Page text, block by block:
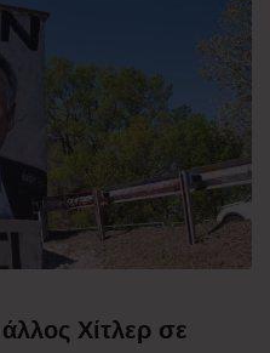
Χίτλερ σε